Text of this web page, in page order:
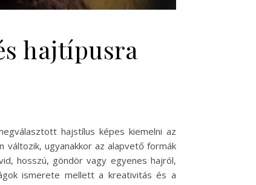
hajtípusra
hajstílus képes kiemelni az
változik, ugyanakkor az alapvető formák
hosszú, göndör vagy egyenes hajról,
ismerete mellett a kreativitás és a